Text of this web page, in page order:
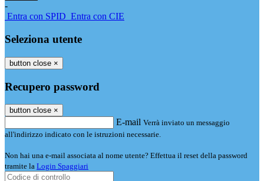
-
Entra con SPID Entra con CIE
Seleziona utente
button close ×
Recupero password
button close ×
E-mail Verrà inviato un messaggio
all'indirizzo indicato con le istruzioni necessarie.
Non hai una e-mail associata al nome utente? Effettua il reset della password
tramite la Login Spaggiari